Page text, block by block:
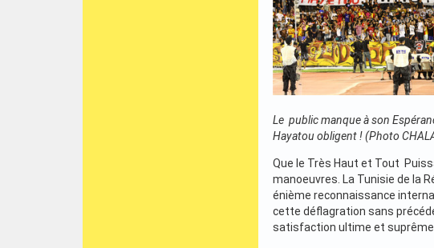
Le public manque à son
Hayatou obligent ! (Photo
Que le Très Haut et Tout
manoeuvres. La Tunisie de la
énième reconnaissance
cette déflagration sans
satisfaction ultime et